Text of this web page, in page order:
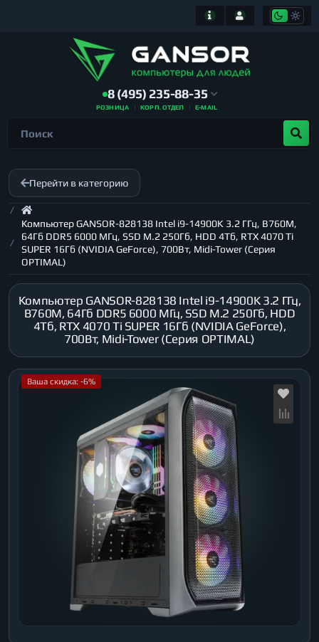
8 (495) 235-88-35
РОЗНИЦА КОРП. ОТДЕЛ E-MAIL
Перейти в категорию
Компьютер GANSOR-828138 Intel i9-14900K 3.2 ГГц, B760M,
64Гб DDR5 6000 МГц, SSD M.2 250Гб, HDD 4Тб, RTX 4070 Ti
SUPER 16Гб (NVIDIA GeForce), 700Вт, Midi-Tower (Серия
OPTIMAL)
Компьютер GANSOR-828138 Intel i9-14900K 3.2 ГГц,
B760M, 64Гб DDR5 6000 МГц, SSD M.2 250Гб, HDD
4Тб, RTX 4070 Ti SUPER 16Гб (NVIDIA GeForce),
700Вт, Midi-Tower (Серия OPTIMAL)
Ваша скидка: -6%